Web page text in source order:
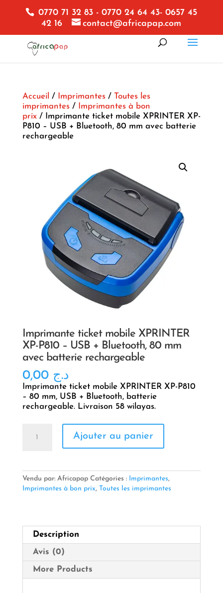
0770 71 32 83 - 0770 24 64 43- 0657 45
42 16
contact@africapap.com
Accueil / Imprimantes/ Toutes les
imprimantes/
Imprimantes à bon
prix/ Imprimante ticket mobile XPRINTER XP-
P810 – USB + Bluetooth, 80 mm avec batterie
rechargeable
Imprimante ticket mobile XPRINTER
XP-P810 – USB + Bluetooth, 80 mm
avec batterie rechargeable
د.ج 0,00
Imprimante ticket mobile XPRINTER XP-P810
– 80 mm, USB + Bluetooth, batterie
rechargeable. Livraison 58 wilayas.
Imprimante
XPRINTER
XP-
+
Bluetooth,
avec
batterie
Ajouter au panier
Vendu par: Africapap Catégories : Imprimantes,
Imprimantes à bon prix, Toutes les imprimantes
Description
Avis (0)
More Products